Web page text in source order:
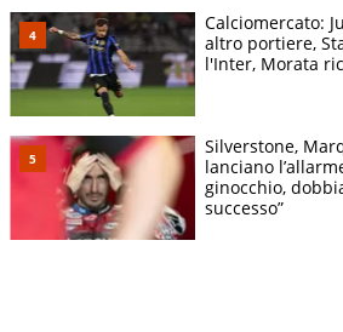
Calciomercato:
altro portiere,
l'Inter, Morata
Silverstone,
lanciano
ginocchio,
successo”